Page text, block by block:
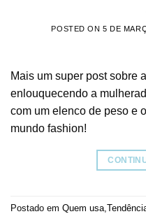
POSTED ON5 DE
Mais um super post sobre
enlouquecendo a
com um elenco de peso e
mundo fashion!
Postado em Quem usa